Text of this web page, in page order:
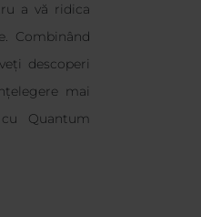
a vă ridica
Combinând
descoperi
mai
Quantum